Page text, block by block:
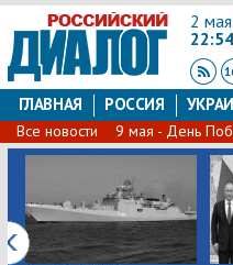
2
22:54
ГЛАВНАЯ РОССИЯ
Все новости 9 мая - День